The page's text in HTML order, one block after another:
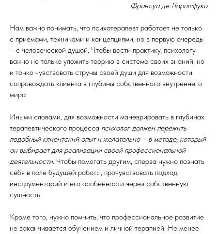
Франсуа де Ларошфуко
Нам важно понимать, что психотерапевт работает не только
с приёмами, техниками и концепциями, но в первую очередь
– с человеческой душой. Чтобы вести практику, психологу
важно не только уложить теорию в системе своих знаний, но
и тонко чувствовать струны своей души для возможности
сопровождать клиента в глубины собственного внутреннего
мира.
Иными словами, для возможности маневрировать в глубинах
терапевтического процесса психолог должен пережить
подобный клиентский опыт и желательно – в методе, который
он выбирает для реализации своей профессиональной
деятельности. Чтобы помогать другим, сперва нужно познать
себя в поле будущей работы, прочувствовать подход,
инструментарий и его особенности через собственную
сущность.
Кроме того, нужно помнить, что профессиональное развитие
не заканчивается обучением и личной терапией. Не менее